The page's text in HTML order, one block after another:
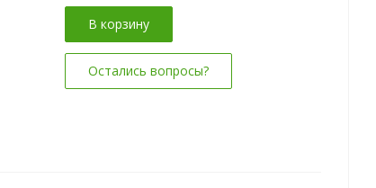
В корзину
Остались вопросы?